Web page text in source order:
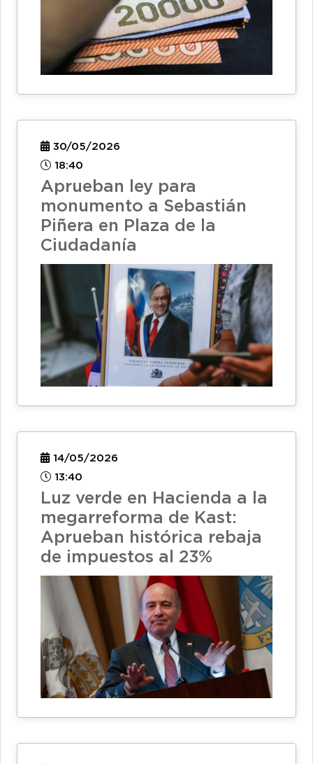
30/05/2026
18:40
Aprueban ley para
monumento a Sebastián
Piñera en Plaza de la
Ciudadanía
14/05/2026
13:40
Luz verde en Hacienda a la
megarreforma de Kast:
Aprueban histórica rebaja
de impuestos al 23%